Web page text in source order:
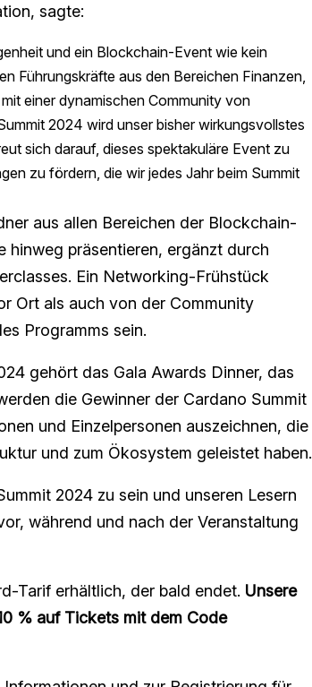
sagte:
und ein Blockchain-Event wie kein
Führungskräfte aus den Bereichen Finanzen,
einer dynamischen Community von
2024 wird unser bisher wirkungsvollstes
sich darauf, dieses spektakuläre Event zu
zu fördern, die wir jedes Jahr beim Summit
aus allen Bereichen der Blockchain-
hinweg präsentieren, ergänzt durch
Ein Networking-Frühstück
Ort als auch von der Community
Programms sein.
gehört das Gala Awards Dinner, das
die Gewinner der Cardano Summit
und Einzelpersonen auszeichnen, die
und zum Ökosystem geleistet haben.
2024 zu sein und unseren Lesern
während und nach der Veranstaltung
Tarif erhältlich, der bald endet. Unsere
% auf Tickets mit dem Code